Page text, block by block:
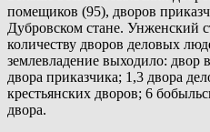
помещиков (95), дворов
Дубровском стане. Унженский
количеству дворов деловых
землевладение выходило:
двора приказчика; 1,3 двора
крестьянских дворов; 6
двора.